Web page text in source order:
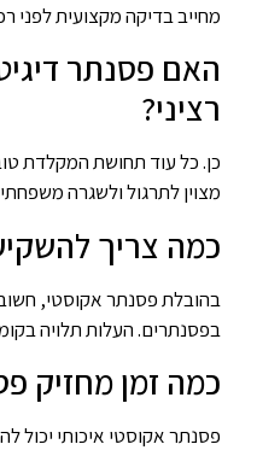
מחייב בדיקה מקצועית לפני
האם פסנתר
רציני?
כן. כל עוד תחושת המקלדת
מצוין לתרגול ולשגרה
כמה צריך
בהובלת פסנתר אקוסטי,
בפסנתרים. העלות תלויה
כמה זמן מחזיק
פסנתר אקוסטי איכותי יכול